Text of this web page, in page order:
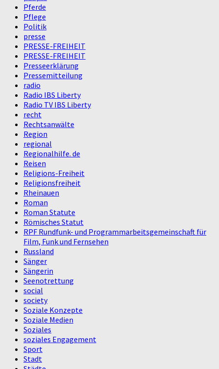
Pferde
Pflege
Politik
presse
PRESSE-FREIHEIT
PRESSE-FREIHEIT
Presseerklärung
Pressemitteilung
radio
Radio IBS Liberty
Radio TV IBS Liberty
recht
Rechtsanwälte
Region
regional
Regionalhilfe. de
Reisen
Religions-Freiheit
Religionsfreiheit
Rheinauen
Roman
Roman Statute
Römisches Statut
RPF Rundfunk- und Programmarbeitsgemeinschaft für
Film, Funk und Fernsehen
Russland
Sänger
Sängerin
Seenotrettung
social
society
Soziale Konzepte
Soziale Medien
Soziales
soziales Engagement
Sport
Stadt